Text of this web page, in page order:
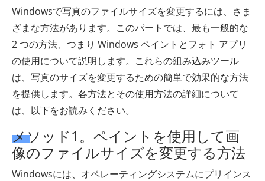
Windowsで写真のファイルサイズを変更するには、さま
ざまな方法があります。このパートでは、最も一般的な
2 つの方法、つまり Windows ペイントとフォト アプリ
の使用について説明します。これらの組み込みツール
は、写真のサイズを変更するための簡単で効果的な方法
を提供します。各方法とその使用方法の詳細について
は、以下をお読みください。
メソッド1。ペイントを使用して画
像のファイルサイズを変更する方法
Windowsには、オペレーティングシステムにプリインス